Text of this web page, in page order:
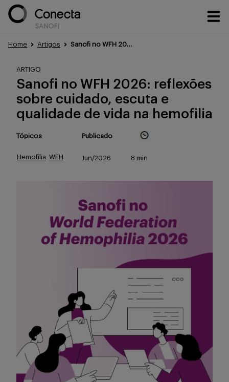
Eventos
Serviços
Entrar
Home Artigos Sanofi no WFH 2026: Acompanhe as novidades na hemofilia!
ARTIGO
Sanofi no WFH 2026: reflexões
sobre cuidado, escuta e
qualidade de vida na hemofilia
Tópicos
Hemofilia WFH
Publicado
Jun/2026 8 min